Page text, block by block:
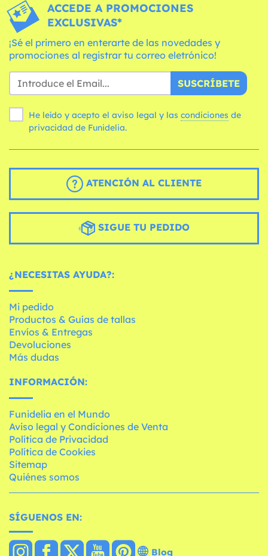
ACCEDE A PROMOCIONES
EXCLUSIVAS*
¡Sé el primero en enterarte de las novedades y
promociones al registrar tu correo eletrónico!
SUSCRÍBETE
He leído y acepto el aviso legal y las condiciones
privacidad de Funidelia.
ATENCIÓN AL CLIENTE
SIGUE TU PEDIDO
¿NECESITAS AYUDA?:
Mi pedido
Productos & Guías de tallas
Envíos & Entregas
Devoluciones
Más dudas
INFORMACIÓN:
Funidelia en el Mundo
Aviso legal y Condiciones de Venta
Política de Privacidad
Política de Cookies
Sitemap
Quiénes somos
SÍGUENOS EN:
Blog